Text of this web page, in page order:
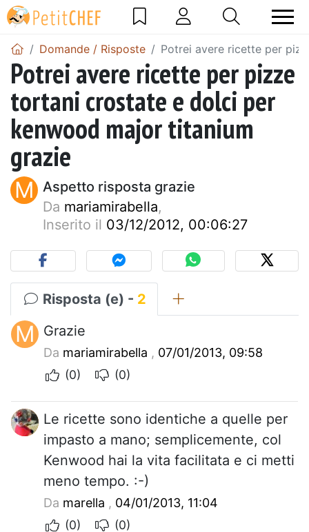
Domande / Risposte Potrei avere ricette per
Potrei avere ricette per pizze
tortani crostate e dolci per
kenwood major titanium
grazie
M Aspetto risposta grazie
Da mariamirabella,
Inserito il 03/12/2012, 00:06:27
Risposta (e) - 2
M Grazie
Da mariamirabella , 07/01/2013, 09:58
(0)
(0)
Le ricette sono identiche a quelle per
impasto a mano; semplicemente, col
Kenwood hai la vita facilitata e ci metti
meno tempo. :-)
Da marella , 04/01/2013, 11:04
(0)
(0)